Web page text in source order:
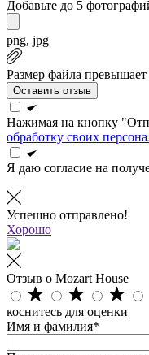
Добавьте до 5
png, jpg
Размер файла превышает
Оставить отзыв
Нажимая на кнопку
обработку своих
Я даю согласие на
Успешно отправлено!
Хорошо
Отзыв о Mozart House
коснитесь для оценки
Имя и фамилия*